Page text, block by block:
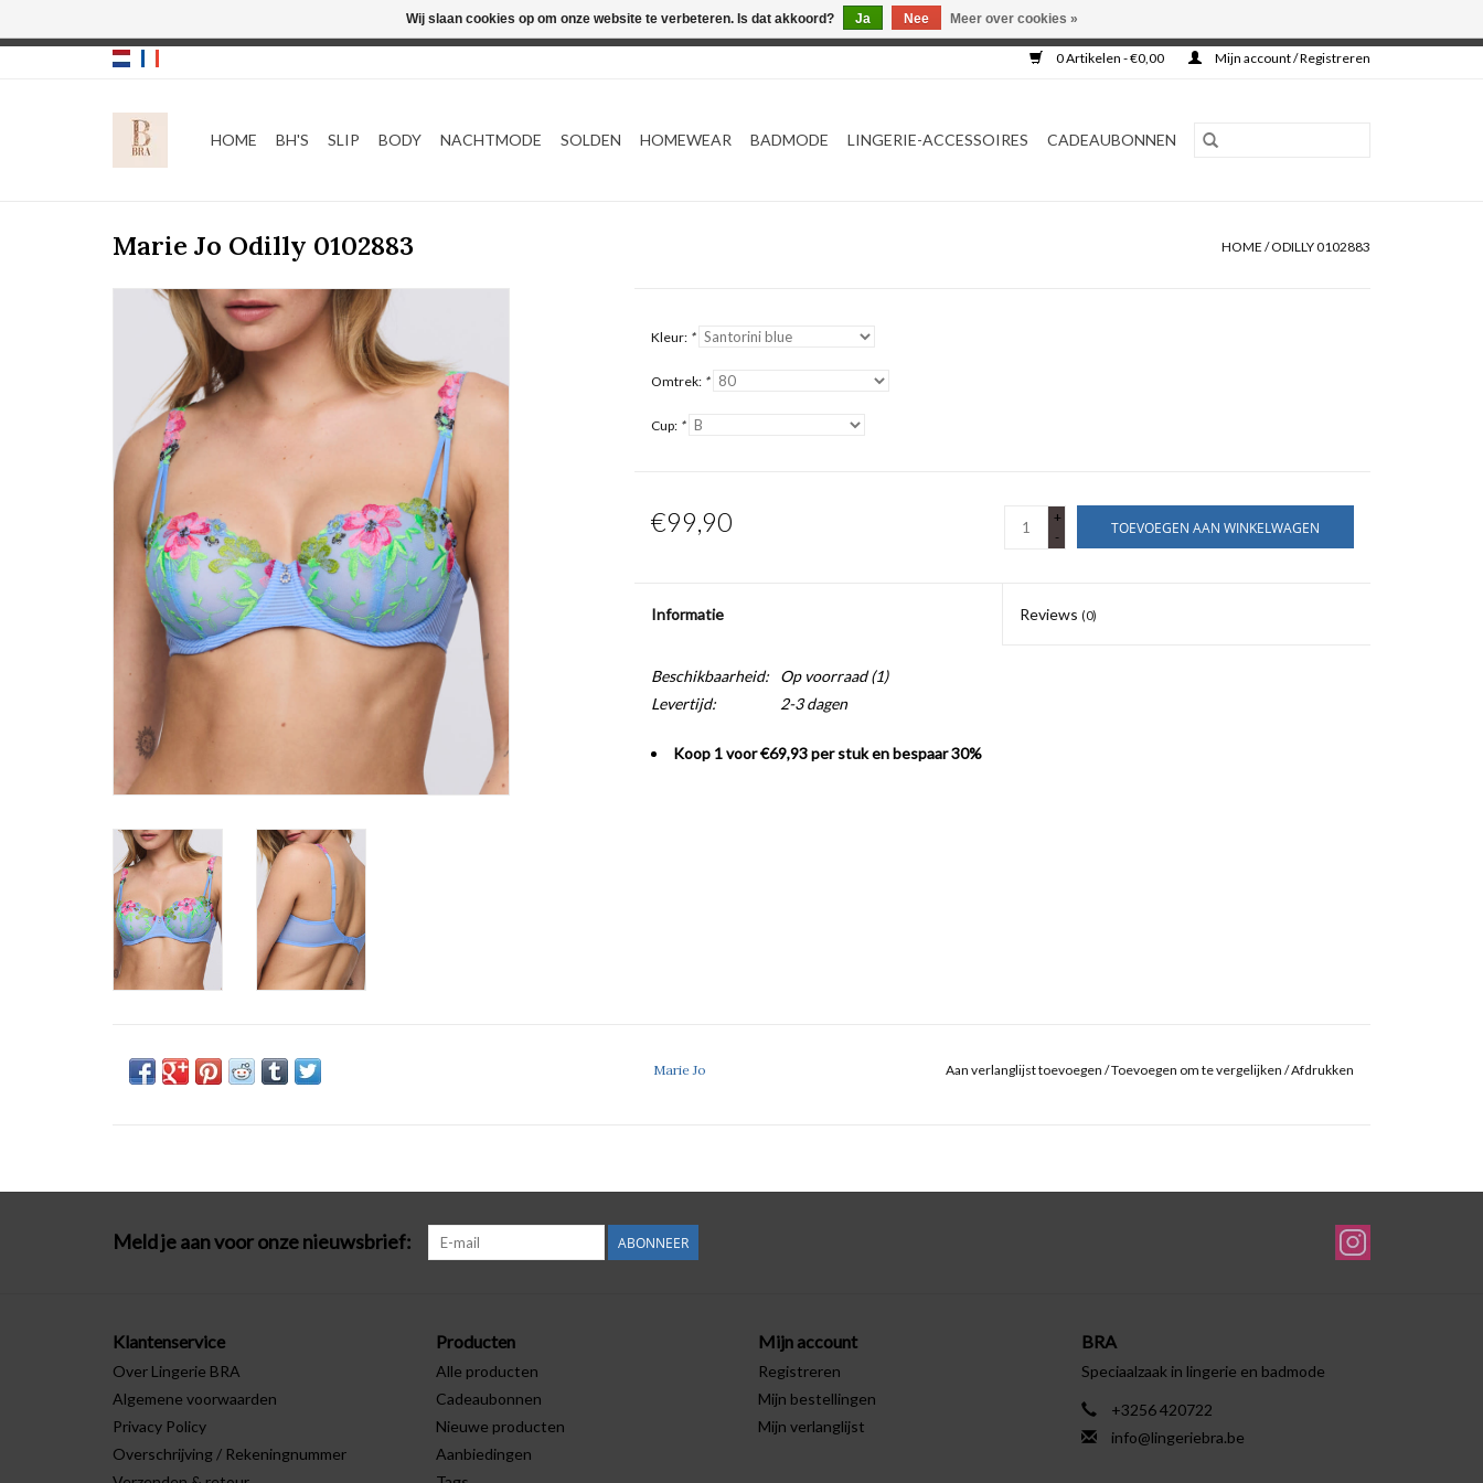
0 Artikelen - €0,00 Mijn account / Registreren
HOME BH'S SLIP BODY NACHTMODE SOLDEN HOMEWEAR BADMODE LINGERIE-ACCESSOIRES CADEAUBONNEN
Marie Jo Odilly 0102883 HOME /ODILLY 0102883
Kleur: *
Omtrek: *
Cup: *
€99,90
+
-
TOEVOEGEN AAN WINKELWAGEN
Informatie Reviews (0)
Beschikbaarheid: Op voorraad(1)
Levertijd:
2-3 dagen
Koop 1 voor €69,93 per stuk en bespaar 30%
Marie Jo Aan verlanglijst toevoegen /Toevoegen om te vergelijken /Afdrukken
Meld je aan voor onze nieuwsbrief: ABONNEER
Klantenservice
Over Lingerie BRA
Algemene voorwaarden
Privacy Policy
Overschrijving / Rekeningnummer
Producten
Alle producten
Cadeaubonnen
Nieuwe producten
Aanbiedingen
Mijn account
Registreren
Mijn bestellingen
Mijn verlanglijst
BRA
Speciaalzaak in lingerie en badmode
+3256 420722
info@lingeriebra.be
Wij slaan cookies op om onze website te verbeteren. Is dat akkoord? Ja Nee Meer over cookies »
Webshop werkt met EU maten. .